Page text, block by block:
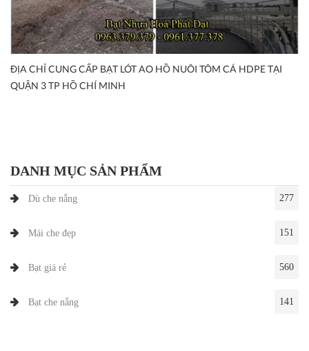
ĐỊA CHỈ CUNG CẤP BẠT LÓT AO HỒ NUÔI TÔM CÁ HDPE TẠI
QUẬN 3 TP HỒ CHÍ MINH
DANH MỤC SẢN PHẨM
Dù che nắng 277
Mái che đẹp 151
Bạt giá rẻ 560
Bạt che nắng 141